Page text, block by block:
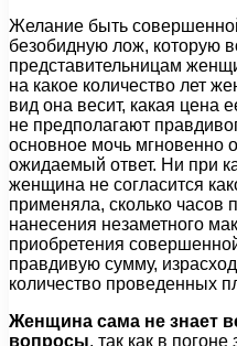
Желание быть
безобидную лож, которую
представительницам
на какое количество лет
вид она весит, какая цена
не предполагают
основное мочь мгновенно
ожидаемый ответ. Ни при
женщина не согласится
применяла, сколько часов
нанесения незаметного
приобретения
правдивую сумму,
количество проведенных
Женщина сама не знает
вопросы, так как в